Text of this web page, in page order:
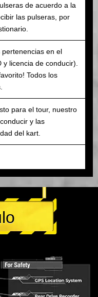
de acuerdo a la
las pulseras, por
en el
licencia de conducir).
Todos los
para el tour, nuestro
y las
del kart.